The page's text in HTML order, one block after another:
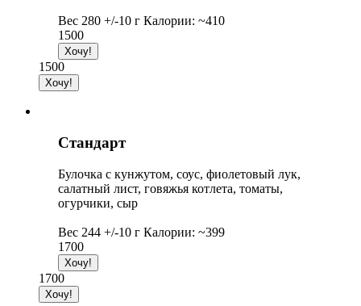
Вес 280 +/-10 г Калории: ~410
1500
1500
Стандарт
Булочка с кунжутом, соус, фиолетовый лук,
салатный лист, говяжья котлета, томаты,
огурчики, сыр
Вес 244 +/-10 г Калории: ~399
1700
1700